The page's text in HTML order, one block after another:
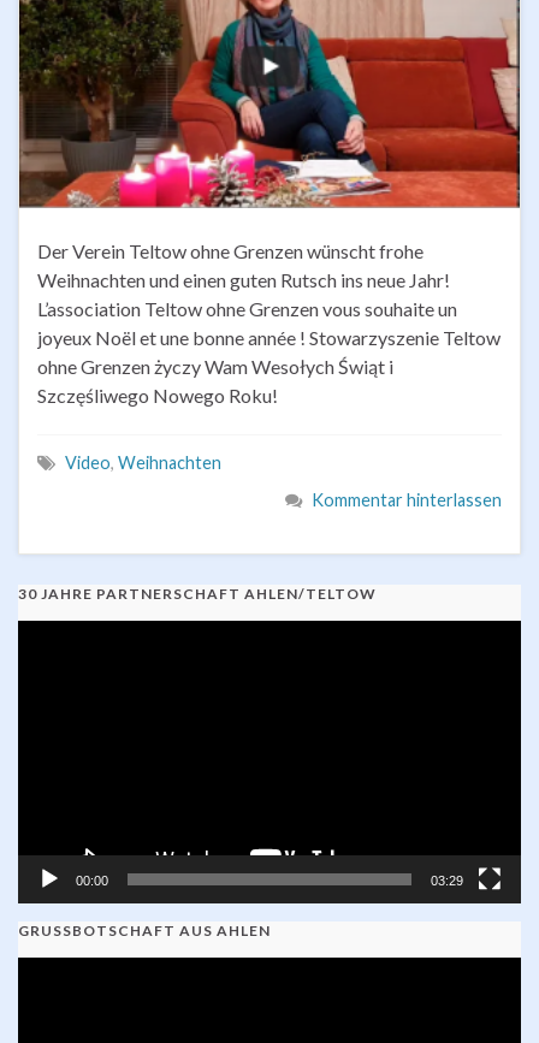
Der Verein Teltow ohne Grenzen wünscht frohe
Weihnachten und einen guten Rutsch ins neue Jahr!
L’association Teltow ohne Grenzen vous souhaite un
joyeux Noël et une bonne année ! Stowarzyszenie Teltow
ohne Grenzen życzy Wam Wesołych Świąt i
Szczęśliwego Nowego Roku!
Video, Weihnachten
Kommentar hinterlassen
30 JAHRE PARTNERSCHAFT AHLEN/TELTOW
00:00 03:29
GRUSSBOTSCHAFT AUS AHLEN